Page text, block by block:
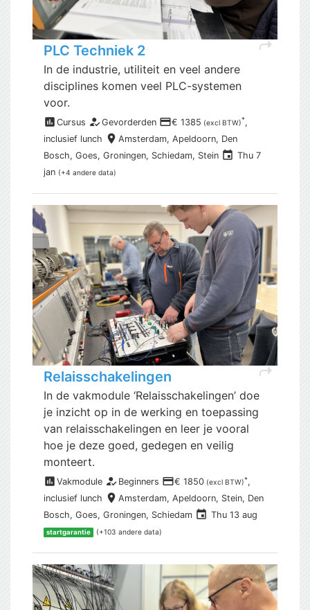
shortcut
PLC Techniek 2
In de industrie, utiliteit en veel andere
disciplines komen veel PLC-systemen
voor.
assessment Cursus how_to_regGevorderden payment€ 1385 (excl BTW)*,
inclusief lunch place Amsterdam, Apeldoorn, Den
Bosch, Goes, Groningen, Schiedam, Stein event Thu 7
jan (+4 andere data)
shortcut
Relaisschakelingen
In de vakmodule ‘Relaisschakelingen’ doe
je inzicht op in de werking en toepassing
van relaisschakelingen en leer je vooral
hoe je deze goed, gedegen en veilig
monteert.
assessment Vakmodule how_to_reg Beginners payment€ 1850 (excl BTW)*,
inclusief lunch place Amsterdam, Apeldoorn, Stein, Den
Bosch, Goes, Groningen, Schiedam event Thu 13 aug
startgarantie (+103 andere data)